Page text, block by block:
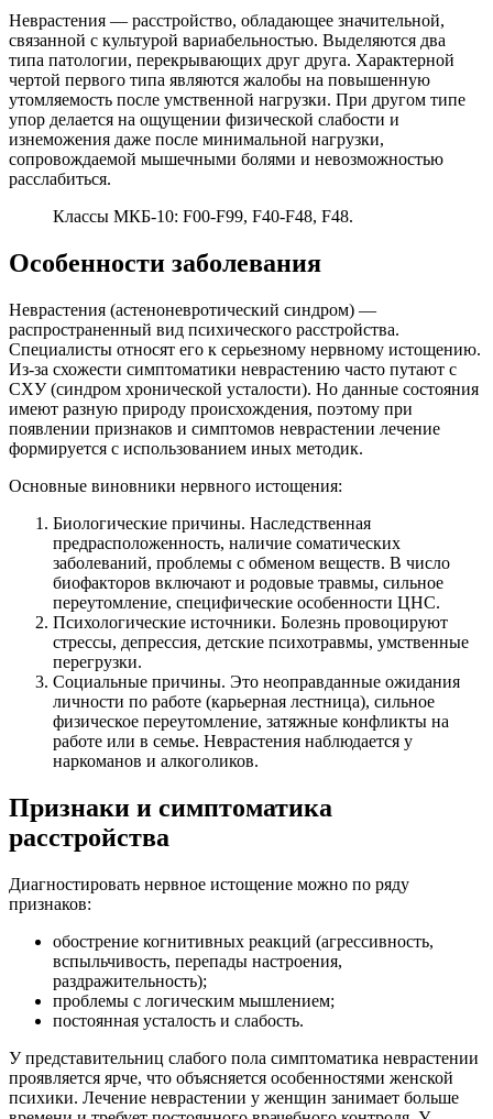
Неврастения — расстройство, обладающее значительной,
связанной с культурой вариабельностью. Выделяются два
типа патологии, перекрывающих друг друга. Характерной
чертой первого типа являются жалобы на повышенную
утомляемость после умственной нагрузки. При другом типе
упор делается на ощущении физической слабости и
изнеможения даже после минимальной нагрузки,
сопровождаемой мышечными болями и невозможностью
расслабиться.
Классы МКБ-10: F00-F99, F40-F48, F48.
Особенности заболевания
Неврастения (астеноневротический синдром) —
распространенный вид психического расстройства.
Специалисты относят его к серьезному нервному истощению.
Из-за схожести симптоматики неврастению часто путают с
СХУ (синдром хронической усталости). Но данные состояния
имеют разную природу происхождения, поэтому при
появлении признаков и симптомов неврастении лечение
формируется с использованием иных методик.
Основные виновники нервного истощения:
Биологические причины. Наследственная
предрасположенность, наличие соматических
заболеваний, проблемы с обменом веществ. В число
биофакторов включают и родовые травмы, сильное
переутомление, специфические особенности ЦНС.
Психологические источники. Болезнь провоцируют
стрессы, депрессия, детские психотравмы, умственные
перегрузки.
Социальные причины. Это неоправданные ожидания
личности по работе (карьерная лестница), сильное
физическое переутомление, затяжные конфликты на
работе или в семье. Неврастения наблюдается у
наркоманов и алкоголиков.
Признаки и симптоматика
расстройства
Диагностировать нервное истощение можно по ряду
признаков:
обострение когнитивных реакций (агрессивность,
вспыльчивость, перепады настроения,
раздражительность);
проблемы с логическим мышлением;
постоянная усталость и слабость.
У представительниц слабого пола симптоматика неврастении
проявляется ярче, что объясняется особенностями женской
психики. Лечение неврастении у женщин занимает больше